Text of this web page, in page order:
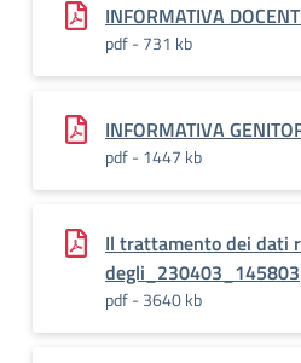
INFORMATIVA
pdf - 731 kb
INFORMATIVA
pdf - 1447 kb
Il trattamento dei dati
degli_230403_145803
pdf - 3640 kb